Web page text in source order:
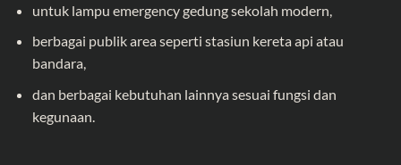
untuk lampu emergency gedung sekolah modern,
berbagai publik area seperti stasiun kereta api atau
bandara,
dan berbagai kebutuhan lainnya sesuai fungsi dan
kegunaan.